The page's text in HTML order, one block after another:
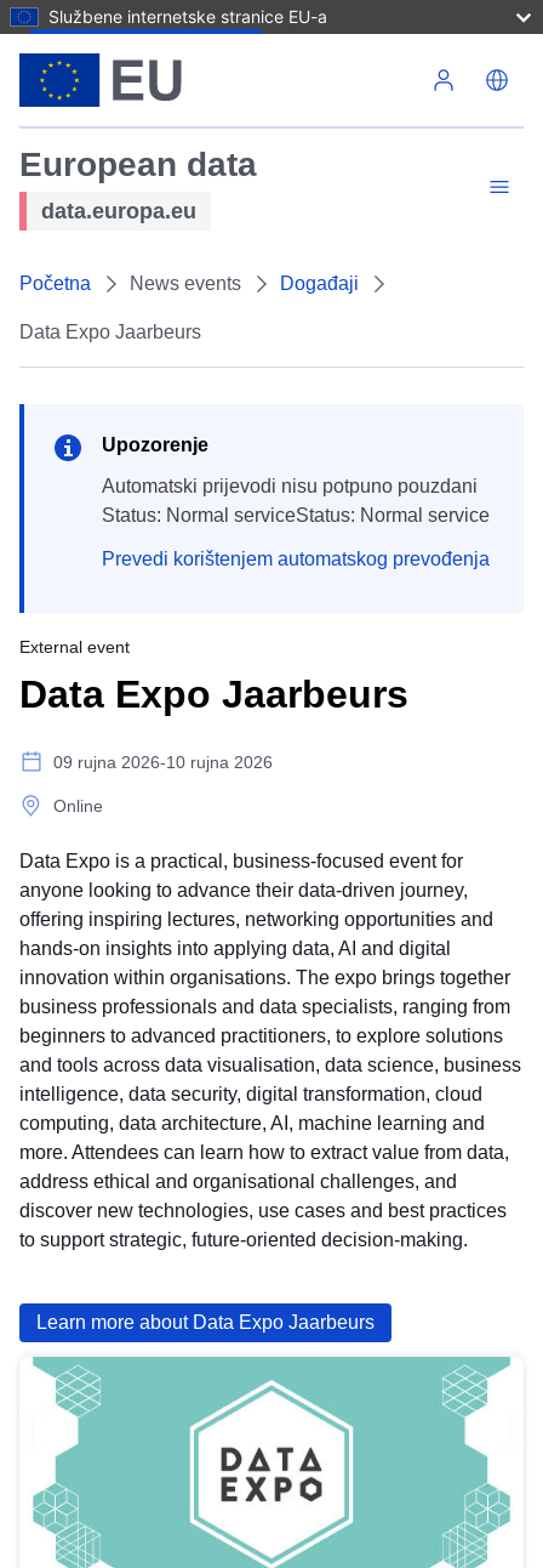
Službene internetske stranice EU-a
European data
data.europa.eu
Početna News events Događaji
Data Expo Jaarbeurs
Upozorenje
Automatski prijevodi nisu potpuno pouzdani
Status: Normal serviceStatus: Normal service
Prevedi korištenjem automatskog prevođenja
External event
Data Expo Jaarbeurs
09 rujna 2026-10 rujna 2026
Online
Data Expo is a practical, business‑focused event for
anyone looking to advance their data‑driven journey,
offering inspiring lectures, networking opportunities and
hands‑on insights into applying data, AI and digital
innovation within organisations. The expo brings together
business professionals and data specialists, ranging from
beginners to advanced practitioners, to explore solutions
and tools across data visualisation, data science, business
intelligence, data security, digital transformation, cloud
computing, data architecture, AI, machine learning and
more. Attendees can learn how to extract value from data,
address ethical and organisational challenges, and
discover new technologies, use cases and best practices
to support strategic, future‑oriented decision‑making.
Learn more about Data Expo Jaarbeurs